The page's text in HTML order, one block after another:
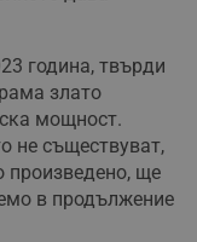
година, твърди
злато
мощност.
не съществуват,
произведено, ще
в продължение